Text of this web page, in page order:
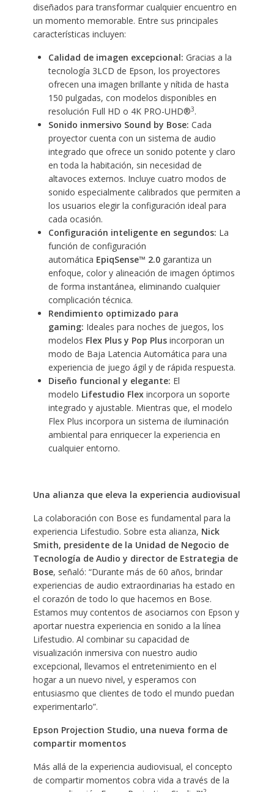
diseñados para transformar cualquier encuentro en
un momento memorable. Entre sus principales
características incluyen:
Calidad de imagen excepcional: Gracias a la
tecnología 3LCD de Epson, los proyectores
ofrecen una imagen brillante y nítida de hasta
150 pulgadas, con modelos disponibles en
resolución Full HD o 4K PRO-UHD®3.
Sonido inmersivo Sound by Bose: Cada
proyector cuenta con un sistema de audio
integrado que ofrece un sonido potente y claro
en toda la habitación, sin necesidad de
altavoces externos. Incluye cuatro modos de
sonido especialmente calibrados que permiten a
los usuarios elegir la configuración ideal para
cada ocasión.
Configuración inteligente en segundos: La
función de configuración
automática EpiqSense™ 2.0garantiza un
enfoque, color y alineación de imagen óptimos
de forma instantánea, eliminando cualquier
complicación técnica.
Rendimiento optimizado para
gaming: Ideales para noches de juegos, los
modelos Flex Plus y Pop Plusincorporan un
modo de Baja Latencia Automática para una
experiencia de juego ágil y de rápida respuesta.
Diseño funcional y elegante: El
modelo Lifestudio Flex incorpora un soporte
integrado y ajustable. Mientras que, el modelo
Flex Plus incorpora un sistema de iluminación
ambiental para enriquecer la experiencia en
cualquier entorno.
Una alianza que eleva la experiencia audiovisual
La colaboración con Bose es fundamental para la
experiencia Lifestudio. Sobre esta alianza, Nick
Smith, presidente de la Unidad de Negocio de
Tecnología de Audio y director de Estrategia de
Bose, señaló: “Durante más de 60 años, brindar
experiencias de audio extraordinarias ha estado en
el corazón de todo lo que hacemos en Bose.
Estamos muy contentos de asociarnos con Epson y
aportar nuestra experiencia en sonido a la línea
Lifestudio. Al combinar su capacidad de
visualización inmersiva con nuestro audio
excepcional, llevamos el entretenimiento en el
hogar a un nuevo nivel, y esperamos con
entusiasmo que clientes de todo el mundo puedan
experimentarlo”.
Epson Projection Studio, una nueva forma de
compartir momentos
Más allá de la experiencia audiovisual, el concepto
de compartir momentos cobra vida a través de la